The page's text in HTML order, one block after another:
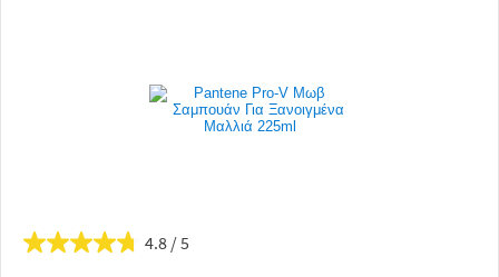
4.8